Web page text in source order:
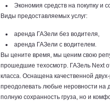
Экономия средств на покупку и
Виды предоставляемых услуг:
аренда ГАЗели без водителя,
аренда ГАЗели с водителем.
Вы цените время, мы ценим свою
прошедшие техосмотр. ГАЗель Next
класса. Оснащена качественной
преодолевать любые неровности на
полную сохранность груза, но и